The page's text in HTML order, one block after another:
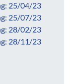
25/04/23
25/07/23
28/02/23
28/11/23